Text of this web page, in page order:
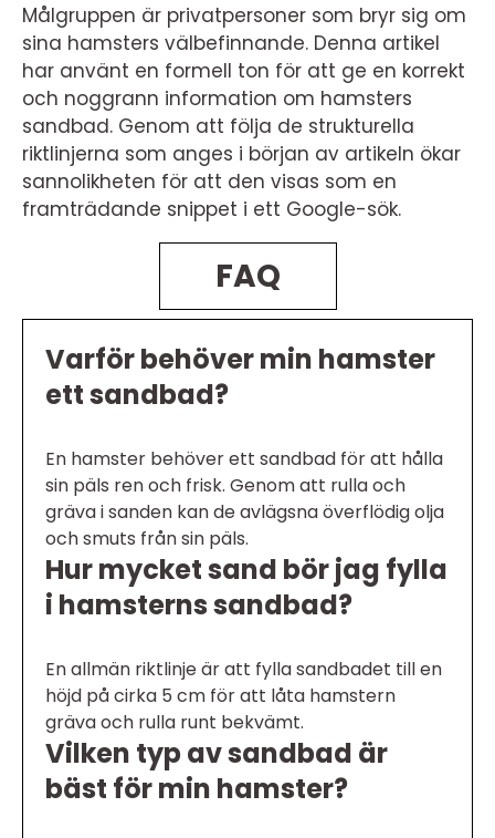
Målgruppen är privatpersoner som bryr sig om
sina hamsters välbefinnande. Denna artikel
har använt en formell ton för att ge en korrekt
och noggrann information om hamsters
sandbad. Genom att följa de strukturella
riktlinjerna som anges i början av artikeln ökar
sannolikheten för att den visas som en
framträdande snippet i ett Google-sök.
FAQ
Varför behöver min hamster
ett sandbad?
En hamster behöver ett sandbad för att hålla
sin päls ren och frisk. Genom att rulla och
gräva i sanden kan de avlägsna överflödig olja
och smuts från sin päls.
Hur mycket sand bör jag fylla
i hamsterns sandbad?
En allmän riktlinje är att fylla sandbadet till en
höjd på cirka 5 cm för att låta hamstern
gräva och rulla runt bekvämt.
Vilken typ av sandbad är
bäst för min hamster?